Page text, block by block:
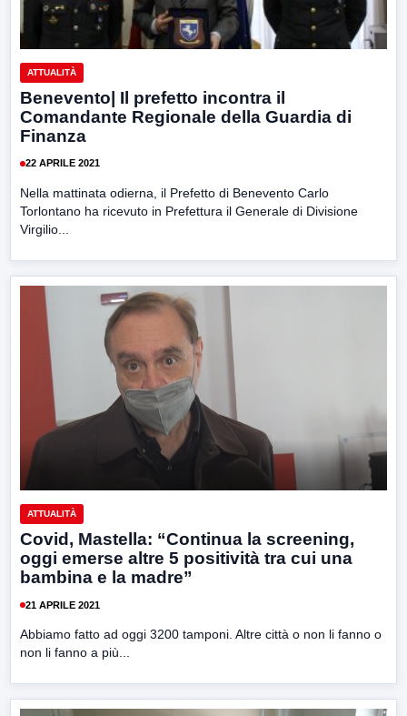
ATTUALITÀ
Benevento| Il prefetto incontra il
Comandante Regionale della Guardia di
Finanza
22 APRILE 2021
Nella mattinata odierna, il Prefetto di Benevento Carlo
Torlontano ha ricevuto in Prefettura il Generale di Divisione
Virgilio...
ATTUALITÀ
Covid, Mastella: “Continua la screening,
oggi emerse altre 5 positività tra cui una
bambina e la madre”
21 APRILE 2021
Abbiamo fatto ad oggi 3200 tamponi. Altre città o non li fanno o
non li fanno a più...